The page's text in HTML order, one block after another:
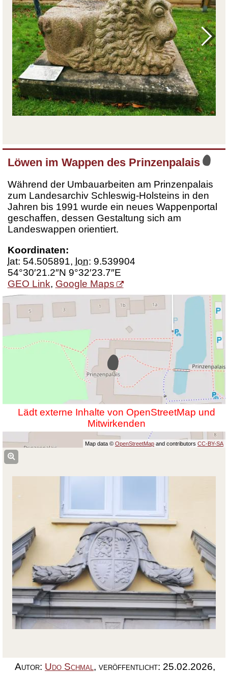
Löwen im Wappen des Prinzenpalais
Während der Umbauarbeiten am Prinzenpalais
zum Landesarchiv Schleswig-Holsteins in den
Jahren bis 1991 wurde ein neues Wappenportal
geschaffen, dessen Gestaltung sich am
Landeswappen orientiert.
Koordinaten:
lat: 54.505891, lon: 9.539904
54°30′21.2″N 9°32′23.7″E
GEO Link, Google Maps
Map data © OpenStreetMap and contributors CC-BY-SA
Lädt externe Inhalte von OpenStreetMap und
Mitwirkenden
Autor: Udo Schmal , veröffentlicht: 25.02.2026,